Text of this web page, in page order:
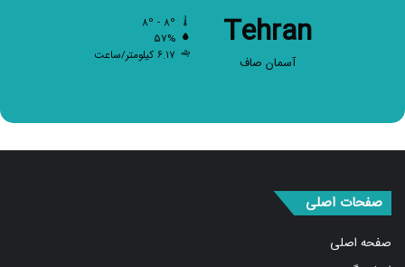
Tehran
آسمان صاف
۵۷%
۶.۱۷ کیلومتر/ساعت
صفحه اصلی
اخبار برگزیده